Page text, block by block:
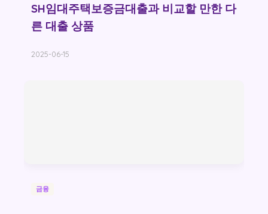
SH임대주택보증금대출과 비교할 만한 다
른 대출 상품
2025-06-15
금융